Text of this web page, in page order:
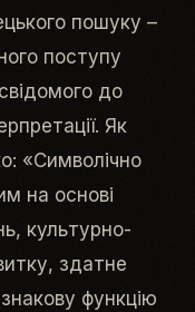
пошуку –
поступу
до
Як
«Символічно
на основі
культурно-
здатне
функцію